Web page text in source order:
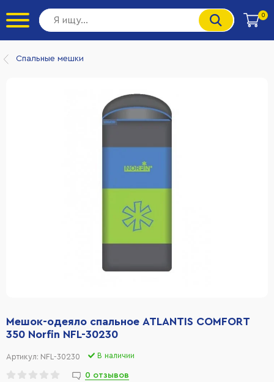
0
Спальные мешки
Мешок-одеяло спальное ATLANTIS COMFORT
350 Norfin NFL-30230
Артикул: NFL-30230 В наличии
0 отзывов